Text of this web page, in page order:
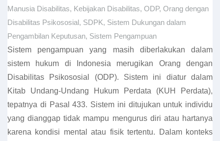
Manusia Disabilitas, Kebijakan Disabilitas, ODP, Orang dengan
Disabilitas Psikososial, SDPK, Sistem Dukungan dalam
Pengambilan Keputusan, Sistem Pengampuan
Sistem pengampuan yang masih diberlakukan dalam
sistem hukum di Indonesia merugikan Orang dengan
Disabilitas Psikososial (ODP). Sistem ini diatur dalam
Kitab Undang-Undang Hukum Perdata (KUH Perdata),
tepatnya di Pasal 433. Sistem ini ditujukan untuk individu
yang dianggap tidak mampu mengurus diri atau hartanya
karena kondisi mental atau fisik tertentu. Dalam konteks